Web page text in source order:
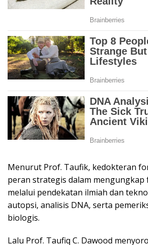
Menurut Prof. Taufik, kedokteran
peran strategis dalam
melalui pendekatan ilmiah dan
autopsi, analisis DNA, serta
biologis.
Lalu Prof. Taufiq C. Dawood